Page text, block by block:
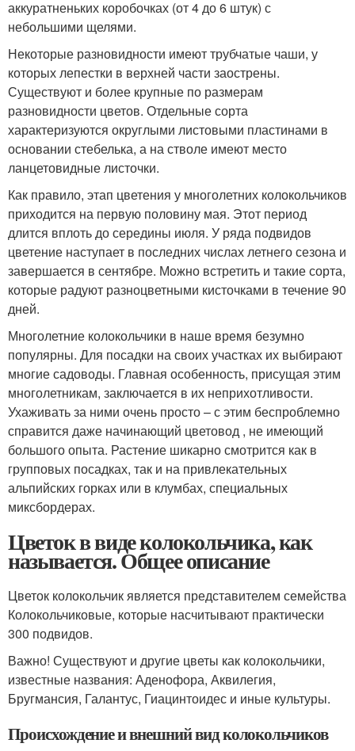
аккуратненьких коробочках (от 4 до 6 штук) с
небольшими щелями.
Некоторые разновидности имеют трубчатые чаши, у
которых лепестки в верхней части заострены.
Существуют и более крупные по размерам
разновидности цветов. Отдельные сорта
характеризуются округлыми листовыми пластинами в
основании стебелька, а на стволе имеют место
ланцетовидные листочки.
Как правило, этап цветения у многолетних колокольчиков
приходится на первую половину мая. Этот период
длится вплоть до середины июля. У ряда подвидов
цветение наступает в последних числах летнего сезона и
завершается в сентябре. Можно встретить и такие сорта,
которые радуют разноцветными кисточками в течение 90
дней.
Многолетние колокольчики в наше время безумно
популярны. Для посадки на своих участках их выбирают
многие садоводы. Главная особенность, присущая этим
многолетникам, заключается в их неприхотливости.
Ухаживать за ними очень просто – с этим беспроблемно
справится даже начинающий цветовод , не имеющий
большого опыта. Растение шикарно смотрится как в
групповых посадках, так и на привлекательных
альпийских горках или в клумбах, специальных
миксбордерах.
Цветок в виде колокольчика, как
называется. Общее описание
Цветок колокольчик является представителем семейства
Колокольчиковые, которые насчитывают практически
300 подвидов.
Важно! Существуют и другие цветы как колокольчики,
известные названия: Аденофора, Аквилегия,
Бругмансия, Галантус, Гиацинтоидес и иные культуры.
Происхождение и внешний вид колокольчиков